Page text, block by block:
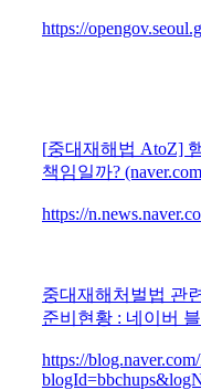
https://
[중대재해법 AtoZ]
책임일까?
https://
중대재해처벌법 관
준비현황 : 네이버
https://